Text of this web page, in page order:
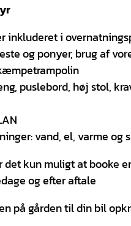
inkluderet i
og ponyer, brug af
puslebord, høj stol,
vand, el, varme og
det kun muligt at booke
og efter aftale
på gården til din bil